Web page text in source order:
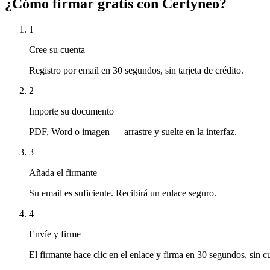
¿Cómo firmar gratis con Certyneo?
1
Cree su cuenta
Registro por email en 30 segundos, sin tarjeta de crédito.
2
Importe su documento
PDF, Word o imagen — arrastre y suelte en la interfaz.
3
Añada el firmante
Su email es suficiente. Recibirá un enlace seguro.
4
Envíe y firme
El firmante hace clic en el enlace y firma en 30 segundos, sin